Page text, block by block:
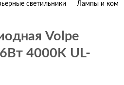
светильники Лампы и
Volpe
4000K UL-